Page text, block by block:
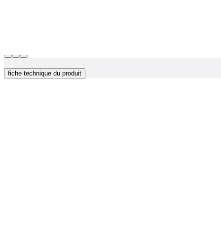
fiche technique du produit